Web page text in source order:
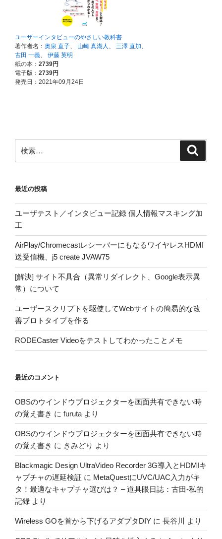
索:
最近の投稿
ユーザテスト／インタビュー記録 個人情報マスキング加
工
AirPlay/ChromecastレシーバーにもなるワイヤレスHDMI
送受信機、j5 create JVAW75
[解決] サイト不具合（異常リダイレクト、Google表示異
常）について
ユーザースクリプトを駆使してWebサイトの簡易的な改
善プロトタイプを作る
RODECaster Videoをテストしてわかったことメモ
最近のコメント
OBSのウインドウプロジェクターを画面共有できない時
の覚え書き に furuta より
OBSのウインドウプロジェクターを画面共有できない時
の覚え書き に きみどり より
Blackmagic Design UltraVideo Recorder 3G導入とHDMIキ
ャプチャの遅延検証 に MetaQuestにUVC/UAC入力がキ
タ！最適なキャプチャ選びは？ – 道具眼日誌：古田-私的
記録 より
Wireless GOを首から下げるアダプタDIY に 長谷川 より